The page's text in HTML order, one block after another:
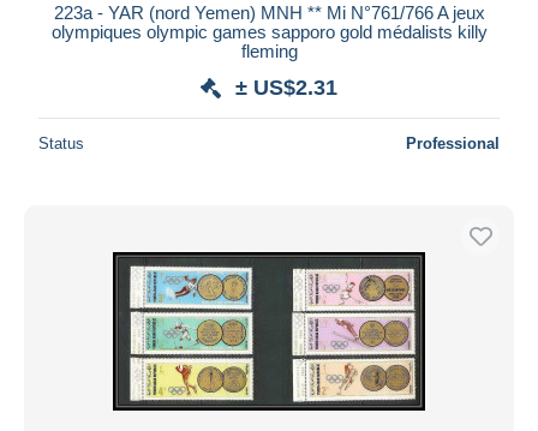
223a - YAR (nord Yemen) MNH ** Mi N°761/766 A jeux
olympiques olympic games sapporo gold médalists killy
fleming
± US$2.31
Status Professional